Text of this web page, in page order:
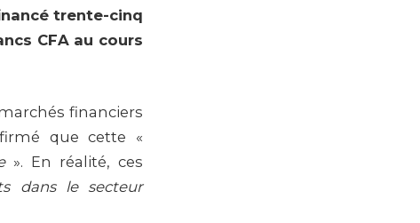
trente-cinq
CFA au cours
financiers
que cette «
». En réalité, ces
dans le secteur